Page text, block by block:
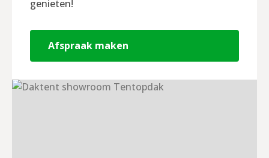
genieten!
Afspraak maken